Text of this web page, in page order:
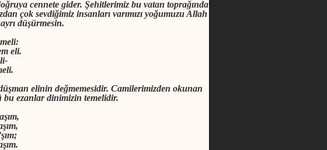
cennete gider. Şehitlerimiz bu vatan toprağında
çok sevdiğimiz insanları varımızı yoğumuzu Allah
ayrı düşürmesin.
eli.
elinin değmemesidir. Camilerimizden okunan
ezanlar dinimizin temelidir.